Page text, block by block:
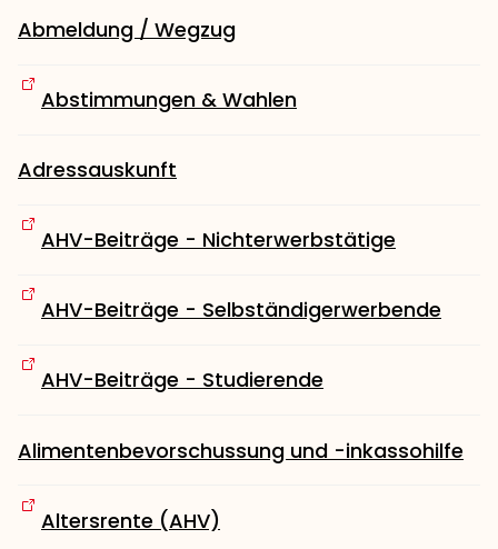
Abmeldung / Wegzug
Abstimmungen & Wahlen
Adressauskunft
AHV-Beiträge - Nichterwerbstätige
AHV-Beiträge - Selbständigerwerbende
AHV-Beiträge - Studierende
Alimentenbevorschussung und -inkassohilfe
Altersrente (AHV)